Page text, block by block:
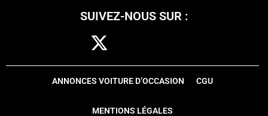
SUIVEZ-NOUS SUR :
ANNONCES VOITURE D’OCCASION CGU
MENTIONS LÉGALES